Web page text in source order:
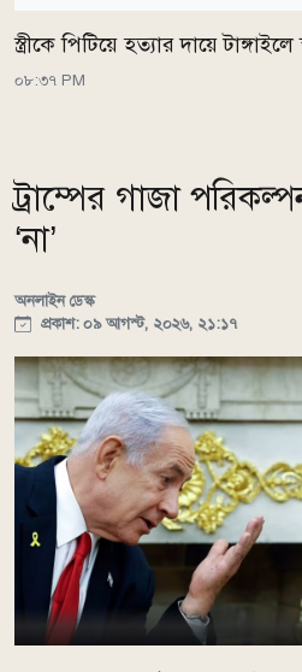
স্ত্রীকে পিটিয়ে হত্যার দায়ে
০৮:৩৭ PM
ট্রাম্পের গাজা
‘না’
অনলাইন ডেস্ক
প্রকাশ: ০৯ আগস্ট, ২০২৬, ২১:১৭